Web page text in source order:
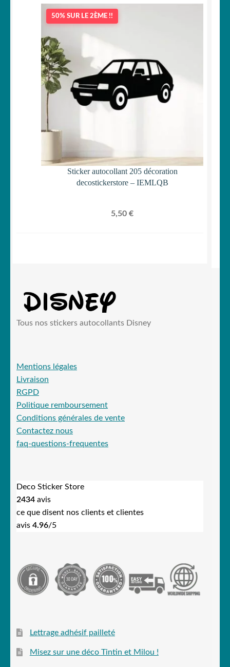
50% SUR LE 2ÈME !!
Sticker autocollant 205 décoration
decostickerstore – IEMLQB
5,50 €
Tous nos stickers autocollants Disney
Mentions légales
Livraison
RGPD
Politique remboursement
Conditions générales de vente
Contactez nous
faq-questions-frequentes
Deco Sticker Store
2434 avis
ce que disent nos clients et clientes
avis 4.96/5
Lettrage adhésif pailleté
Misez sur une déco Tintin et Milou !